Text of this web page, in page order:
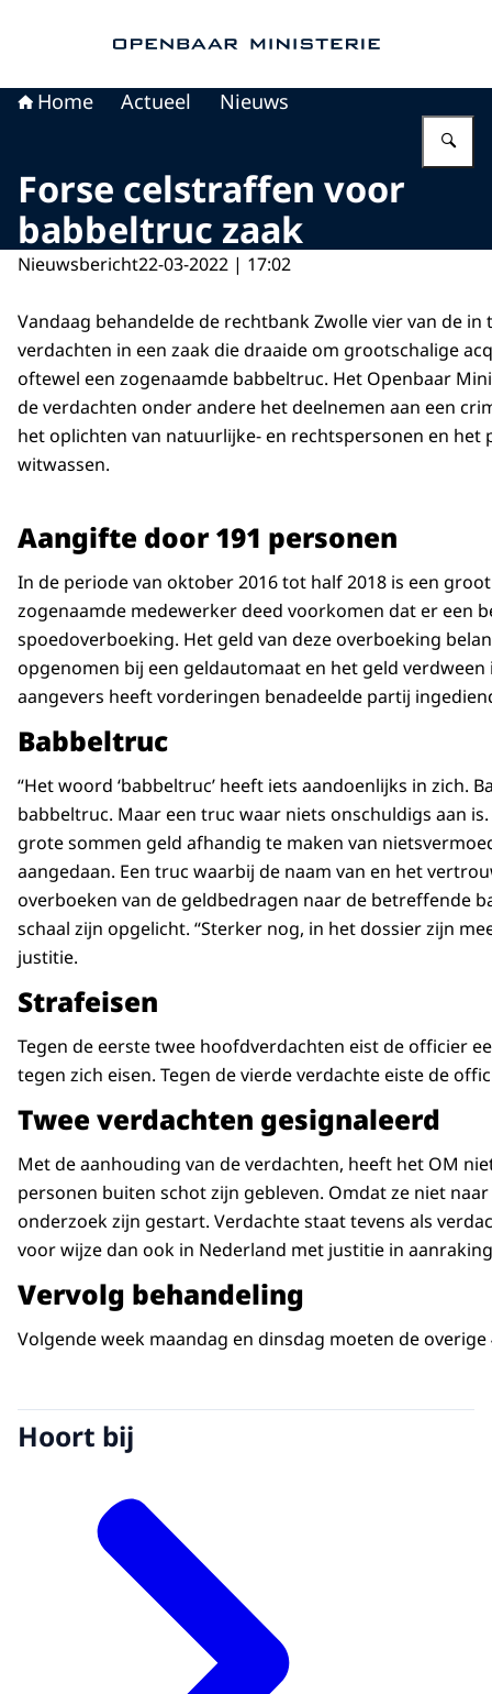
Home Actueel Nieuws
Forse celstraffen voor
babbeltruc zaak
Nieuwsbericht22-03-2022 | 17:02
Vandaag behandelde de rechtbank Zwolle vier van de in
verdachten in een zaak die draaide om grootschalige
oftewel een zogenaamde babbeltruc. Het Openbaar
de verdachten onder andere het deelnemen aan een
het oplichten van natuurlijke- en rechtspersonen en het
witwassen.
Aangifte door 191 personen
In de periode van oktober 2016 tot half 2018 is een
zogenaamde medewerker deed voorkomen dat er een
spoedoverboeking. Het geld van deze overboeking
opgenomen bij een geldautomaat en het geld
aangevers heeft vorderingen benadeelde partij
Babbeltruc
“Het woord ‘babbeltruc’ heeft iets aandoenlijks in zich.
babbeltruc. Maar een truc waar niets onschuldigs aan
grote sommen geld afhandig te maken van
aangedaan. Een truc waarbij de naam van en het
overboeken van de geldbedragen naar de betreffende
schaal zijn opgelicht. “Sterker nog, in het dossier zijn
justitie.
Strafeisen
Tegen de eerste twee hoofdverdachten eist de officier
tegen zich eisen. Tegen de vierde verdachte eiste de
Twee verdachten gesignaleerd
Met de aanhouding van de verdachten, heeft het OM
personen buiten schot zijn gebleven. Omdat ze niet
onderzoek zijn gestart. Verdachte staat tevens als
voor wijze dan ook in Nederland met justitie in
Vervolg behandeling
Volgende week maandag en dinsdag moeten de
Hoort bij